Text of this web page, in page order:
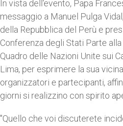
In vista dell'evento, Papa
messaggio a Manuel Pulga
della Repubblica del Perù e
Conferenza degli Stati Parte
Quadro delle Nazioni Unite sui
Lima, per esprimere la sua
organizzatori e partecipanti,
giorni si realizzino con spirito
"Quello che voi discuterete